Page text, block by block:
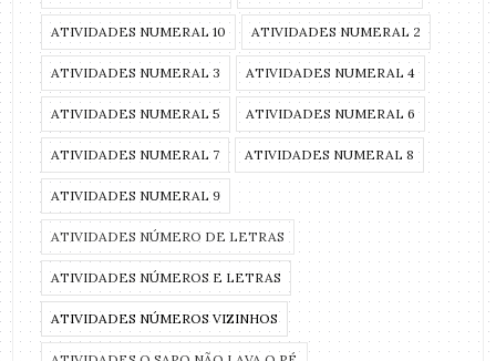
ATIVIDADES NUMERAL 10 ATIVIDADES NUMERAL 2
ATIVIDADES NUMERAL 3 ATIVIDADES NUMERAL 4
ATIVIDADES NUMERAL 5 ATIVIDADES NUMERAL 6
ATIVIDADES NUMERAL 7 ATIVIDADES NUMERAL 8
ATIVIDADES NUMERAL 9
ATIVIDADES NÚMERO DE LETRAS
ATIVIDADES NÚMEROS E LETRAS
ATIVIDADES NÚMEROS VIZINHOS